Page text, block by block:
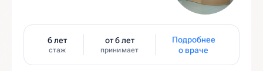
6 лет
стаж
от 6 лет
принимает
Подробнее
о враче